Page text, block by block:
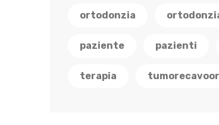
ortodonzia
paziente pazienti
terapia